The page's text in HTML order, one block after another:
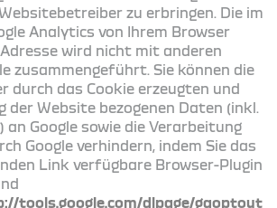
zu erbringen. Die im
Analytics von Ihrem Browser
wird nicht mit anderen
zusammengeführt. Sie können die
durch das Cookie erzeugten und
der Website bezogenen Daten (inkl.
an Google sowie die Verarbeitung
Google verhindern, indem Sie das
Link verfügbare Browser-Plugin
tools.google.com/dlpage/gaoptout